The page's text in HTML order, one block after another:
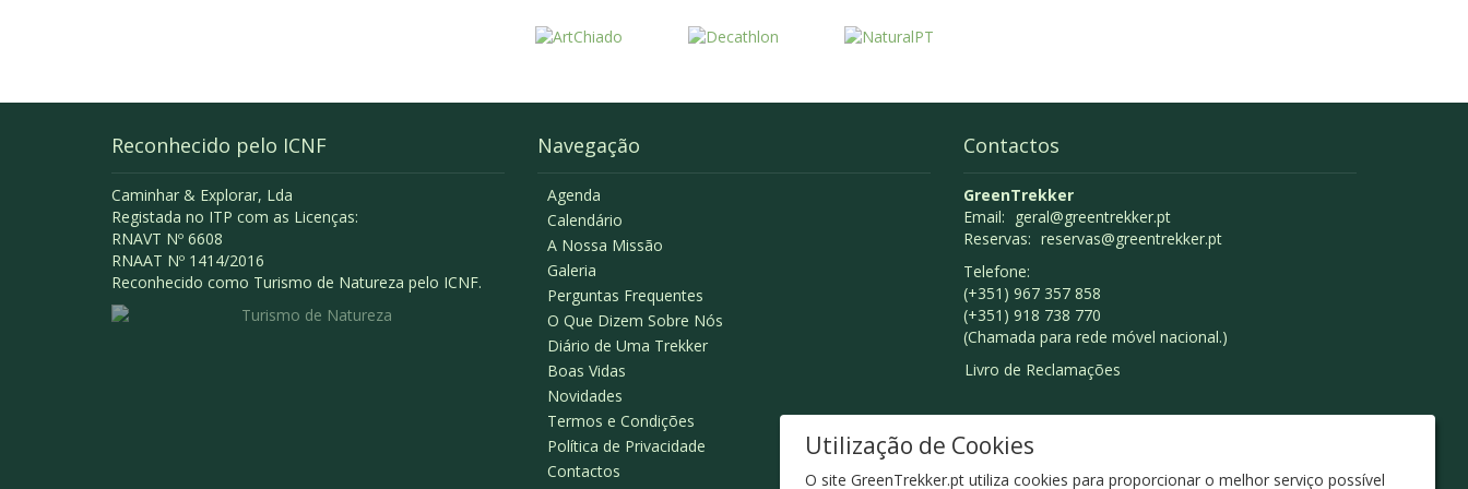
Reconhecido pelo ICNF
Caminhar & Explorar, Lda
Registada no ITP com as Licenças:
RNAVT Nº 6608
RNAAT Nº 1414/2016
Reconhecido como Turismo de Natureza pelo ICNF.
Navegação
Agenda
Calendário
A Nossa Missão
Galeria
Perguntas Frequentes
O Que Dizem Sobre Nós
Diário de Uma Trekker
Boas Vidas
Novidades
Termos e Condições
Política de Privacidade
Contactos
Contactos
GreenTrekker
Email: geral@greentrekker.pt
Reservas: reservas@greentrekker.pt
Telefone:
(+351) 967 357 858
(+351) 918 738 770
(Chamada para rede móvel nacional.)
Livro de Reclamações
Utilização de Cookies
O site GreenTrekker.pt utiliza cookies para proporcionar o melhor serviço possível